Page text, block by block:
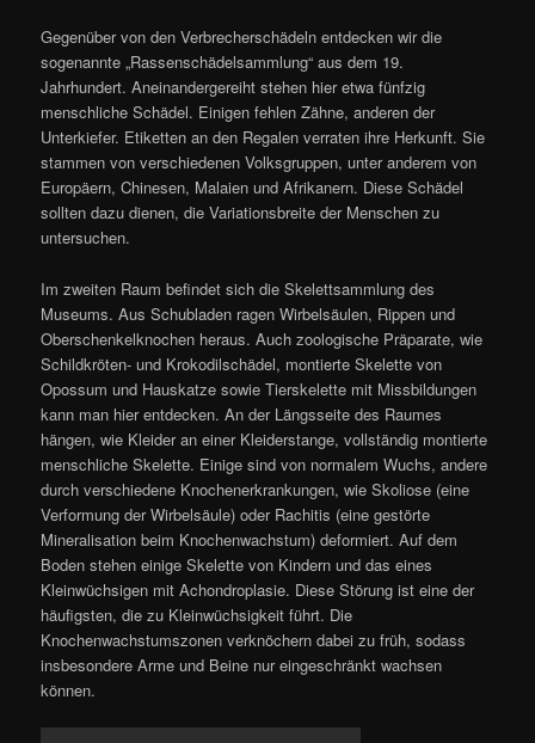
Gegenüber von den Verbrecherschädeln entdecken wir die
sogenannte „Rassenschädelsammlung“ aus dem 19.
Jahrhundert. Aneinandergereiht stehen hier etwa fünfzig
menschliche Schädel. Einigen fehlen Zähne, anderen der
Unterkiefer. Etiketten an den Regalen verraten ihre Herkunft. Sie
stammen von verschiedenen Volksgruppen, unter anderem von
Europäern, Chinesen, Malaien und Afrikanern. Diese Schädel
sollten dazu dienen, die Variationsbreite der Menschen zu
untersuchen.
Im zweiten Raum befindet sich die Skelettsammlung des
Museums. Aus Schubladen ragen Wirbelsäulen, Rippen und
Oberschenkelknochen heraus. Auch zoologische Präparate, wie
Schildkröten- und Krokodilschädel, montierte Skelette von
Opossum und Hauskatze sowie Tierskelette mit Missbildungen
kann man hier entdecken. An der Längsseite des Raumes
hängen, wie Kleider an einer Kleiderstange, vollständig montierte
menschliche Skelette. Einige sind von normalem Wuchs, andere
durch verschiedene Knochenerkrankungen, wie Skoliose (eine
Verformung der Wirbelsäule) oder Rachitis (eine gestörte
Mineralisation beim Knochenwachstum) deformiert. Auf dem
Boden stehen einige Skelette von Kindern und das eines
Kleinwüchsigen mit Achondroplasie. Diese Störung ist eine der
häufigsten, die zu Kleinwüchsigkeit führt. Die
Knochenwachstumszonen verknöchern dabei zu früh, sodass
insbesondere Arme und Beine nur eingeschränkt wachsen
können.